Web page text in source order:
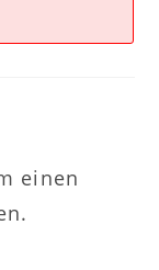
einen